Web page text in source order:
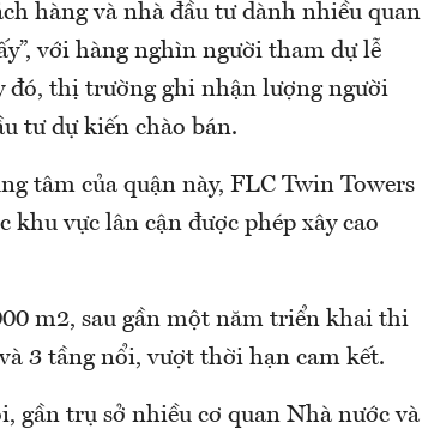
hàng và nhà đầu tư dành nhiều quan
với hàng nghìn người tham dự lễ
đó, thị trường ghi nhận lượng người
tư dự kiến chào bán.
tâm của quận này, FLC Twin Towers
vực lân cận được phép xây cao
m2, sau gần một năm triển khai thi
3 tầng nổi, vượt thời hạn cam kết.
gần trụ sở nhiều cơ quan Nhà nước và